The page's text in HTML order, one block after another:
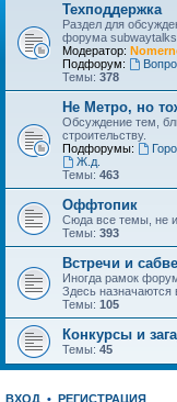
Техподдержка
Раздел для
форума
Модератор:
Подфорум:
Темы: 378
Не Метро, но
Обсуждение тем,
строительству.
Подфорумы:
Ж.д.
Темы: 463
Оффтопик
Сюда все темы, не
Темы: 393
Встречи и
Иногда рамок
Здесь назначаются
Темы: 105
Конкурсы и
Темы: 45
ВХОД • РЕГИСТРАЦИЯ